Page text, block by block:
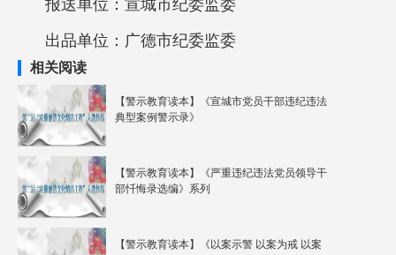
报送单位： 宣城市纪委监委
出品单位：广德市纪委监委
相关阅读
【警示教育读本】《宣城市党员干部违纪违法
典型案例警示录》
【警示教育读本】《严重违纪违法党员领导干
部忏悔录选编》系列
【警示教育读本】《以案示警 以案为戒 以案